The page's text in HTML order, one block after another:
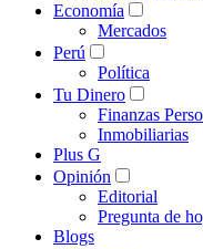
Economía
Mercados
Perú
Política
Tu Dinero
Finanzas
Inmobiliarias
Plus G
Opinión
Editorial
Pregunta de
Blogs